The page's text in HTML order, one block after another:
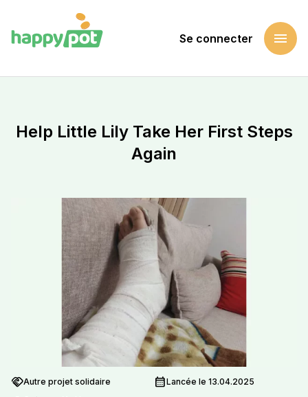
Se connecter menu
Help Little Lily Take Her First Steps
Again
handshakeAutre projet solidaire calendar_monthLancée le 13.04.2025